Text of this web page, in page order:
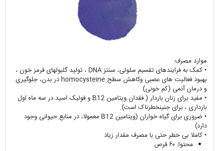
موارد مصرف:
• کمک به فرایندهای تقسیم سلولی، سنتز DNA ، تولید گلبولهای قرمز خون ،
بهبود فعالیت های عصبی وکاهش سطح homocysteine در بدن، جلوگیری
و درمان آنمی (کم خونی)
• مفید برای زنان باردار ( فقدان ویتامین B12 و فولیک اسید در سه ماه اول
بارداری ، برای جنینخطرناک است).
• ضروری برای گیاه خواران (ویتامین B12 معمولا، در منابع حیوانی وجود
دارد)
• کاملا بی خطر حتی با مصرف مقدار زیاد
محتوا: ۶۰ قرص